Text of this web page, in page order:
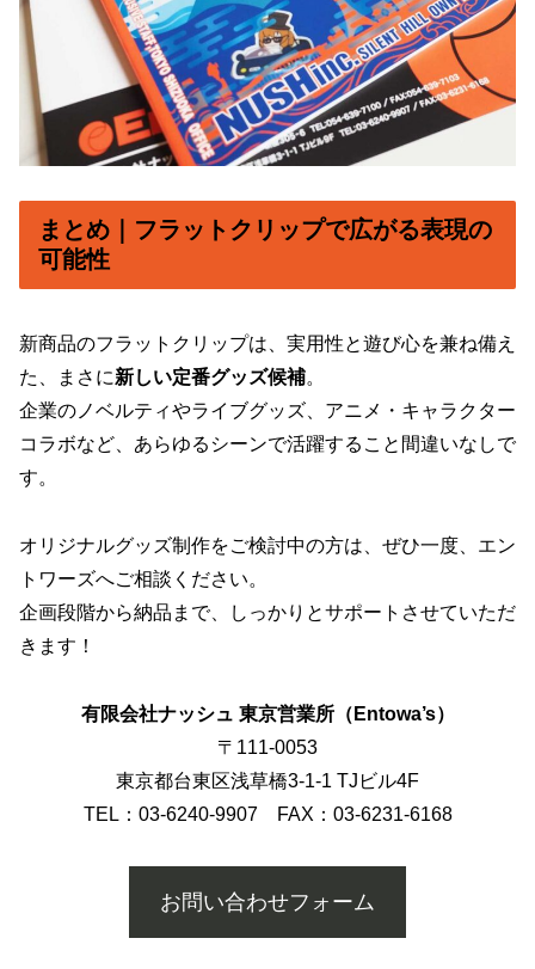
まとめ｜フラットクリップで広がる表現の
可能性
新商品のフラットクリップは、実用性と遊び心を兼ね備え
た、まさに新しい定番グッズ候補。
企業のノベルティやライブグッズ、アニメ・キャラクター
コラボなど、あらゆるシーンで活躍すること間違いなしで
す。
オリジナルグッズ制作をご検討中の方は、ぜひ一度、エン
トワーズへご相談ください。
企画段階から納品まで、しっかりとサポートさせていただ
きます！
有限会社ナッシュ 東京営業所（Entowa’s）
〒111-0053
東京都台東区浅草橋3-1-1 TJビル4F
TEL：03-6240-9907 FAX：03-6231-6168
お問い合わせフォーム